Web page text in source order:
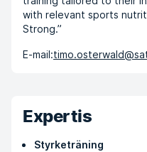
with relevant sports
Strong.”
E-mail:
Expertis
Styrketräning